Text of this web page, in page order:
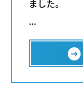
ました。
...